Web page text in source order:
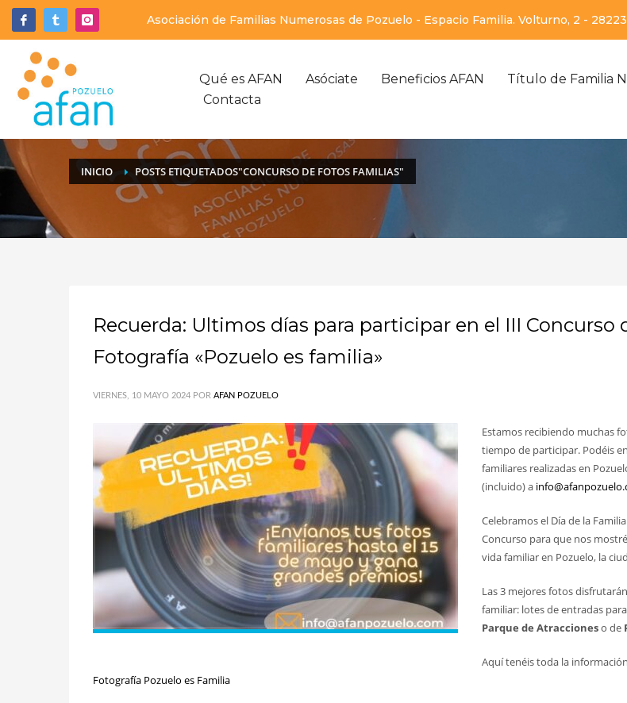
Asociación de Familias Numerosas de Pozuelo - Espacio Familia. Volturno, 2 -
Qué es AFAN Asóciate Beneficios AFAN Título de Familia
Contacta
INICIO POSTS ETIQUETADOS"CONCURSO DE FOTOS FAMILIAS"
Recuerda: Ultimos días para participar en el III Concurso
Fotografía «Pozuelo es familia»
VIERNES, 10 MAYO 2024 POR AFAN POZUELO
Estamos recibiendo muchas
tiempo de participar. Podéis
familiares realizadas en
(incluido) a
Celebramos el Día de la
Concurso para que nos
vida familiar en Pozuelo, la
Las 3 mejores fotos
familiar: lotes de entradas
Parque de Atraccioneso de
Aquí tenéis toda la
Fotografía Pozuelo es Familia